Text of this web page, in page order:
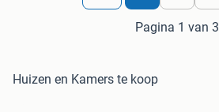
Pagina 1 van 3
Huizen en Kamers te koop